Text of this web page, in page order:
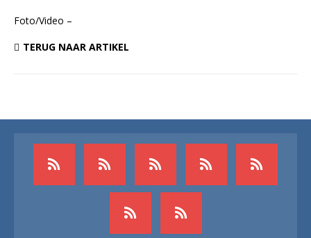
Foto/Video –
TERUG NAAR ARTIKEL